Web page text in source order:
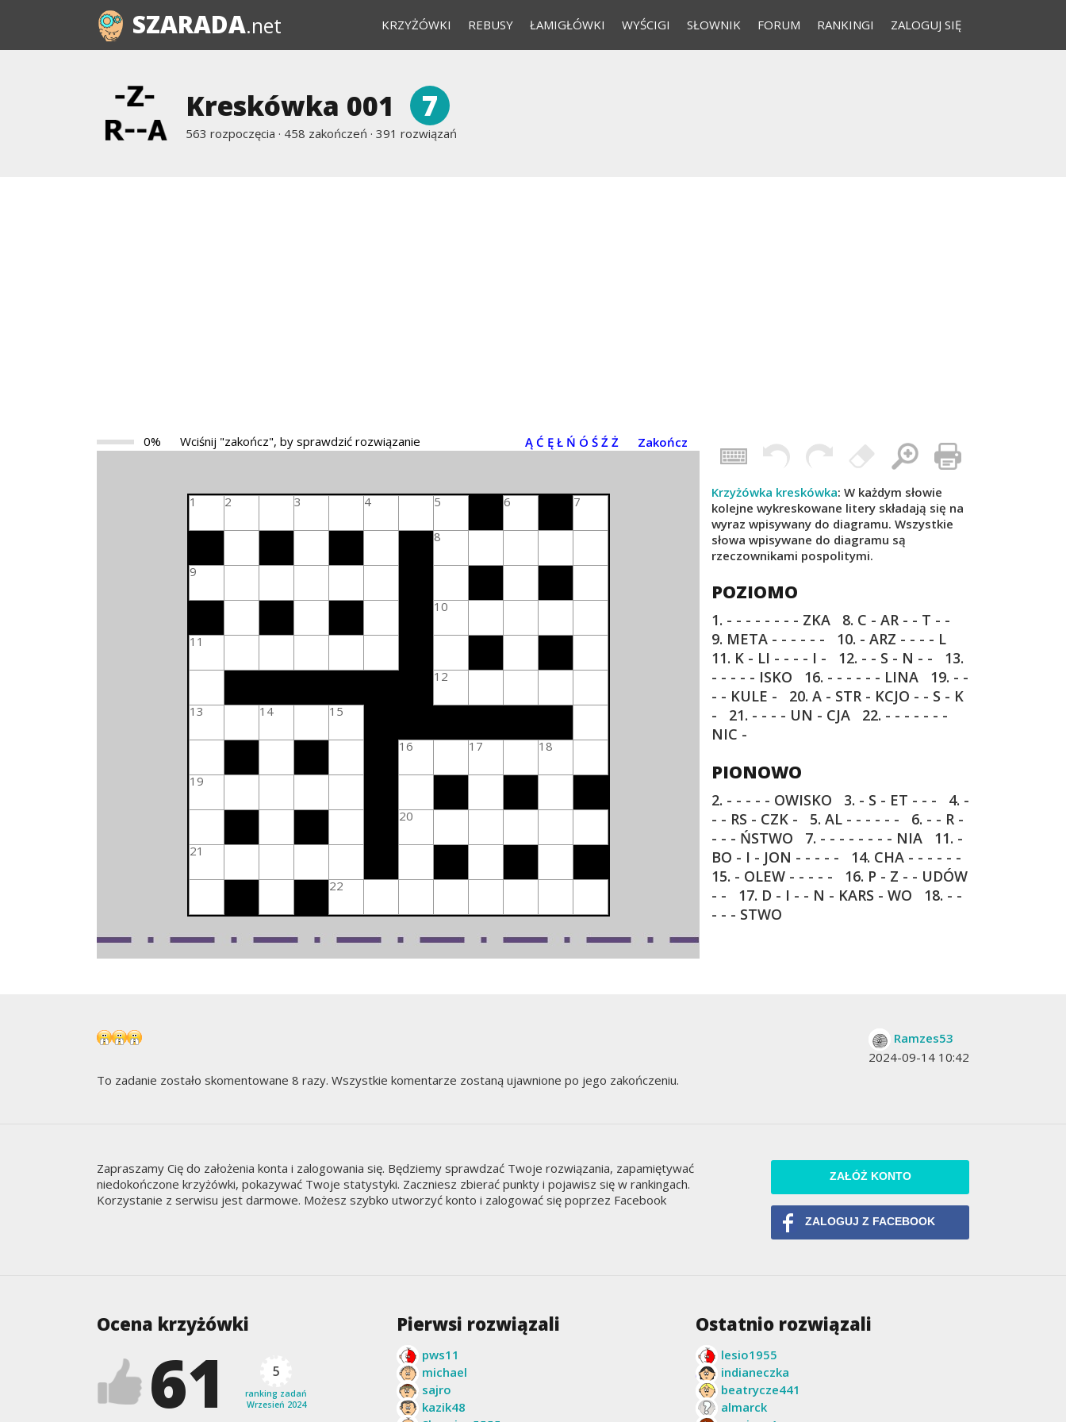
KRZYŻÓWKI REBUSY ŁAMIGŁÓWKI WYŚCIGI SŁOWNIK FORUM RANKINGI ZALOGUJ SIĘ
SZARADA.net
Kreskówka 001 7
563 rozpoczęcia · 458 zakończeń · 391 rozwiązań
Zakończ
Wciśnij "zakończ", by sprawdzić rozwiązanie Ą Ć Ę Ł Ń Ó Ś Ź Ż
0%
1 2 3 4 5 6 7
8
9
10
11
12
13 14 15
16 17 18
19
20
21
22
Krzyżówka kreskówka: W każdym słowie
kolejne wykreskowane litery składają się na
wyraz wpisywany do diagramu. Wszystkie
słowa wpisywane do diagramu są
rzeczownikami pospolitymi.
POZIOMO
1. - - - - - - - - ZKA
8. C - AR - - T - -
9. META - - - - - -
10. - ARZ - - - - L
11. K - LI - - - - I -
12. - - S - N - -
13.
- - - - - ISKO
16. - - - - - - LINA
19. - -
- - KULE -
20. A - STR - KCJO - - S - K
-
21. - - - - UN - CJA
22. - - - - - - -
NIC -
PIONOWO
2. - - - - - OWISKO 3. - S - ET - - -
4. -
- - RS - CZK -
5. AL - - - - - -
6. - - R -
- - - ŃSTWO
7. - - - - - - - - NIA
11. -
BO - I - JON - - - - -
14. CHA - - - - - -
15. - OLEW - - - - -
16. P - Z - - UDÓW
- -
17. D - I - - N - KARS - WO
18. - -
- - - STWO
Ramzes53
2024-09-14 10:42
To zadanie zostało skomentowane 8 razy. Wszystkie komentarze zostaną ujawnione po jego zakończeniu.
ZAŁÓŻ KONTO
ZALOGUJ Z FACEBOOK
Zapraszamy Cię do założenia konta i zalogowania się. Będziemy sprawdzać Twoje rozwiązania, zapamiętywać
niedokończone krzyżówki, pokazywać Twoje statystyki. Zaczniesz zbierać punkty i pojawisz się w rankingach.
Korzystanie z serwisu jest darmowe. Możesz szybko utworzyć konto i zalogować się poprzez Facebook
Ocena krzyżówki
61 5
ranking zadań
Wrzesień 2024
Pierwsi rozwiązali
pws11
michael
sajro
kazik48
Ostatnio rozwiązali
lesio1955
indianeczka
beatrycze441
almarck